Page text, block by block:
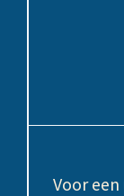
Voor